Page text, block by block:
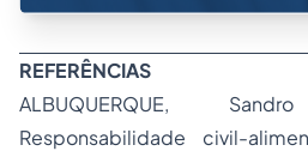
REFERÊNCIAS
ALBUQUERQUE,
Responsabilidade civil-